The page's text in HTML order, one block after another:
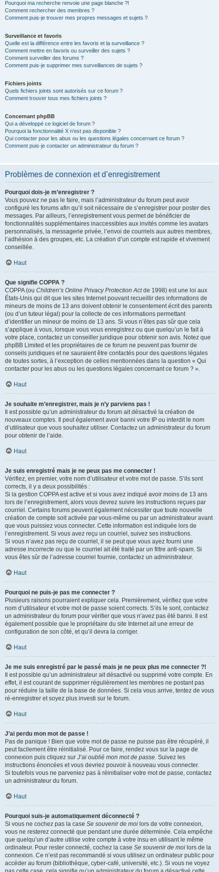
Pourquoi ma recherche renvoie une page blanche ?!
Comment rechercher des membres ?
Comment puis-je trouver mes propres messages et sujets ?
Surveillance et favoris
Quelle est la différence entre les favoris et la surveillance ?
Comment mettre en favoris ou surveiller des sujets ?
Comment surveiller des forums ?
Comment puis-je supprimer mes surveillances de sujets ?
Fichiers joints
Quels fichiers joints sont autorisés sur ce forum ?
Comment trouver tous mes fichiers joints ?
Concernant phpBB
Qui a développé ce logiciel de forum ?
Pourquoi la fonctionnalité X n’est pas disponible ?
Qui contacter pour les abus ou les questions légales concernant ce forum ?
Comment puis-je contacter un administrateur du forum ?
Problèmes de connexion et d’enregistrement
Pourquoi dois-je m’enregistrer ?
Vous pouvez ne pas le faire, mais l’administrateur du forum peut avoir
configuré les forums afin qu’il soit nécessaire de s’enregistrer pour poster des
messages. Par ailleurs, l’enregistrement vous permet de bénéficier de
fonctionnalités supplémentaires inaccessibles aux invités comme les avatars
personnalisés, la messagerie privée, l’envoi de courriels aux autres membres,
l’adhésion à des groupes, etc. La création d’un compte est rapide et vivement
conseillée.
Haut
Que signifie COPPA ?
COPPA (ou Children’s Online Privacy Protection Actde 1998) est une loi aux
États-Unis qui dit que les sites Internet pouvant recueillir des informations de
mineurs de moins de 13 ans doivent obtenir le consentement écrit des parents
(ou d’un tuteur légal) pour la collecte de ces informations permettant
d’identifier un mineur de moins de 13 ans. Si vous n’êtes pas sûr que cela
s’applique à vous, lorsque vous vous enregistrez ou que quelqu’un le fait à
votre place, contactez un conseiller juridique pour obtenir son avis. Notez que
phpBB Limited et les propriétaires de ce forum ne peuvent pas fournir de
conseils juridiques et ne sauraient être contactés pour des questions légales
de toutes sortes, à l’exception de celles mentionnées dans la question « Qui
contacter pour les abus ou les questions légales concernant ce forum ? ».
Haut
Je souhaite m’enregistrer, mais je n’y parviens pas !
Il est possible qu’un administrateur du forum ait désactivé la création de
nouveaux comptes. Il peut également avoir banni votre IP ou interdit le nom
d’utilisateur que vous souhaitez utiliser. Contactez un administrateur du forum
pour obtenir de l’aide.
Haut
Je suis enregistré mais je ne peux pas me connecter !
Vérifiez, en premier, votre nom d’utilisateur et votre mot de passe. S’ils sont
corrects, il y a deux possibilités :
Si la gestion COPPA est active et si vous avez indiqué avoir moins de 13 ans
lors de l’enregistrement, alors vous devrez suivre les instructions reçues par
courriel. Certains forums peuvent également nécessiter que toute nouvelle
création de compte soit activée par vous-même ou par un administrateur avant
que vous puissiez vous connecter. Cette information est indiquée lors de
l’enregistrement. Si vous avez reçu un courriel, suivez ses instructions.
Si vous n’avez pas reçu de courriel, il se peut que vous ayez fourni une
adresse incorrecte ou que le courriel ait été traité par un filtre anti-spam. Si
vous êtes sûr de l’adresse courriel fournie, contactez un administrateur.
Haut
Pourquoi ne puis-je pas me connecter ?
Plusieurs raisons pourraient expliquer cela. Premièrement, vérifiez que votre
nom d’utilisateur et votre mot de passe soient corrects. S’ils le sont, contactez
un administrateur du forum pour vérifier que vous n’avez pas été banni. Il est
également possible que le propriétaire du site Internet ait une erreur de
configuration de son côté, et qu’il devra la corriger.
Haut
Je me suis enregistré par le passé mais je ne peux plus me connecter ?!
Il est possible qu’un administrateur ait désactivé ou supprimé votre compte. En
effet, il est courant de supprimer régulièrement les membres ne postant pas
pour réduire la taille de la base de données. Si cela vous arrive, tentez de vous
ré-enregistrer et soyez plus investi sur le forum.
Haut
J’ai perdu mon mot de passe !
Pas de panique ! Bien que votre mot de passe ne puisse pas être récupéré, il
peut facilement être réinitialisé. Pour ce faire, rendez vous sur la page de
connexion puis cliquez sur J’ai oublié mon mot de passe. Suivez les
instructions énoncées et vous devriez pouvoir à nouveau vous connecter.
Si toutefois vous ne parveniez pas à réinitialiser votre mot de passe, contactez
un administrateur du forum.
Haut
Pourquoi suis-je automatiquement déconnecté ?
Si vous ne cochez pas la case Se souvenir de moi lors de votre connexion,
vous ne resterez connecté que pendant une durée déterminée. Cela empêche
que quelqu’un d’autre utilise votre compte à votre insu en utilisant le même
ordinateur. Pour rester connecté, cochez la case Se souvenir de moi lors de la
connexion. Ce n’est pas recommandé si vous utilisez un ordinateur public pour
accéder au forum (bibliothèque, cyber-café, université, etc.). Si vous ne voyez